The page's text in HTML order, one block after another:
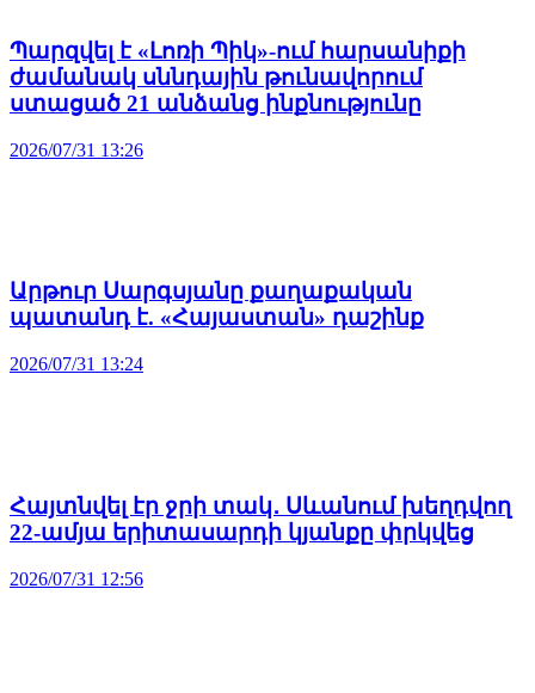
Պարզվել է «Լոռի Պիկ»-ում հարսանիքի
ժամանակ սննդային թունավորում
ստացած 21 անձանց ինքնությունը
2026/07/31 13:26
Արթուր Սարգսյանը քաղաքական
պատանդ է. «Հայաստան» դաշինք
2026/07/31 13:24
Հայտնվել էր ջրի տակ․ Սևանում խեղդվող
22-ամյա երիտասարդի կյանքը փրկվեց
2026/07/31 12:56